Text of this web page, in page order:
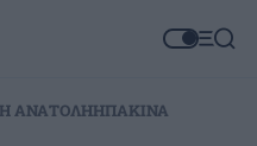
ΑΝΑΤΟΛΗΗΠΑΚΙΝΑ